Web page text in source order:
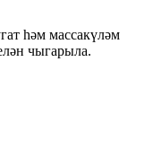
һәм массакүләм
чыгарыла.